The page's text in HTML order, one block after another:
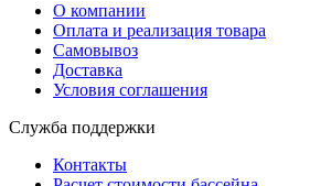
О компании
Оплата и реализация товара
Самовывоз
Доставка
Условия соглашения
Служба поддержки
Контакты